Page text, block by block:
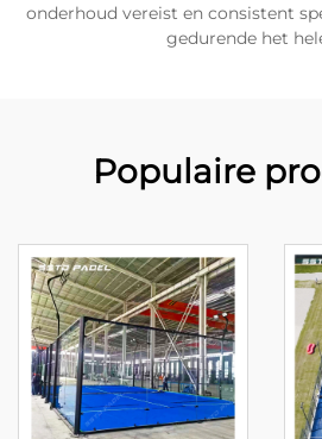
onderhoud vereist en consistent
gedurende het
Populaire